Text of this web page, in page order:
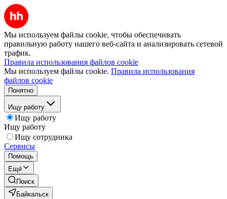
Мы используем файлы cookie, чтобы обеспечивать
правильную работу нашего веб-сайта и анализировать сетевой
трафик.
Правила использования файлов cookie
Мы используем файлы cookie. Правила использования
файлов cookie
Понятно
Ищу работу
Ищу работу
Ищу работу
Ищу сотрудника
Сервисы
Помощь
Ещё
Поиск
Байкальск